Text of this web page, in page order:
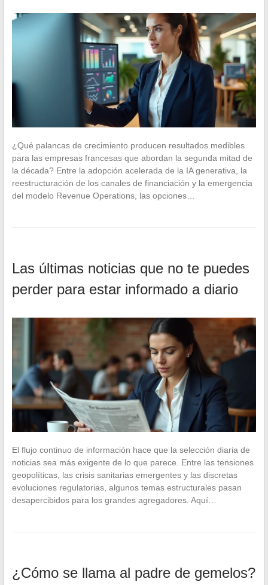
¿Qué palancas de crecimiento producen resultados medibles
para las empresas francesas que abordan la segunda mitad de
la década? Entre la adopción acelerada de la IA generativa, la
reestructuración de los canales de financiación y la emergencia
del modelo Revenue Operations, las opciones…
Las últimas noticias que no te puedes
perder para estar informado a diario
El flujo continuo de información hace que la selección diaria de
noticias sea más exigente de lo que parece. Entre las tensiones
geopolíticas, las crisis sanitarias emergentes y las discretas
evoluciones regulatorias, algunos temas estructurales pasan
desapercibidos para los grandes agregadores. Aquí…
¿Cómo se llama al padre de gemelos?